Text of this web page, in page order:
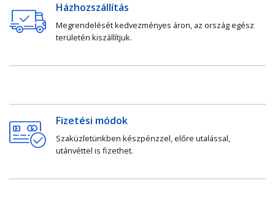
Házhozszállítás
Megrendelését kedvezményes áron, az ország egész
területén kiszállítjuk.
Fizetési módok
Szaküzletünkben készpénzzel, előre utalással,
utánvéttel is fizethet.